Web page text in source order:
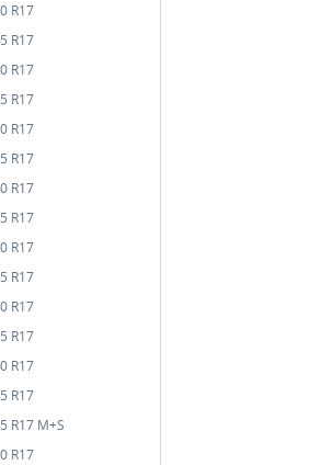
R17
R17
R17
R17
R17
R17
R17
R17
R17
R17
R17
R17
R17
R17
R17 M+S
R17